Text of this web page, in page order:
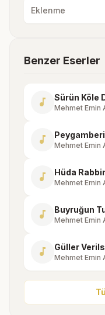
Eklenme
Benzer Eserler
music_note Sürün Köle
Mehmet Emin
music_note Mehmet Emin
music_note Hüda
Mehmet Emin
music_note Buyruğun
Mehmet Emin
music_note Güller
Mehmet Emin